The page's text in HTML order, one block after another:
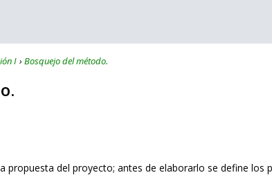
I Bosquejo del método.
propuesta del proyecto; antes de elaborarlo se define los